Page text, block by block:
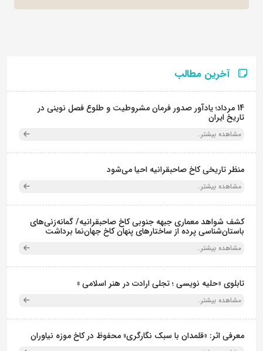
آخرین مطالب
14 مرداد؛ یادآور صدور فرمان مشروطیت و طلوع فصل نوینی در
تاریخ ایران
مشاهده بیشتر..
منظر تاریخی کاخ صاحبقرانیه احیا می‌شود
مشاهده بیشتر..
کشف شواهد معماری جبهه جنوبی کاخ صاحبقرانیه/ گمانه‌زنی‌های
باستان‌شناسی پرده از ساختارهای پنهان کاخ جهان‌نما برداشت
مشاهده بیشتر..
تابلوی «حلیه نویسی ؛ تجلی ارادت در هنر اسلامی »
مشاهده بیشتر..
معرفی اثر: «قلمدان با سبک نگارگری» محفوظ در کاخ موزه نیاوران